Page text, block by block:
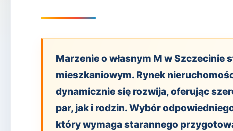
Marzenie o własnym M w
mieszkaniowym. Rynek
dynamicznie się rozwija, oferując
par, jak i rodzin. Wybór
który wymaga starannego